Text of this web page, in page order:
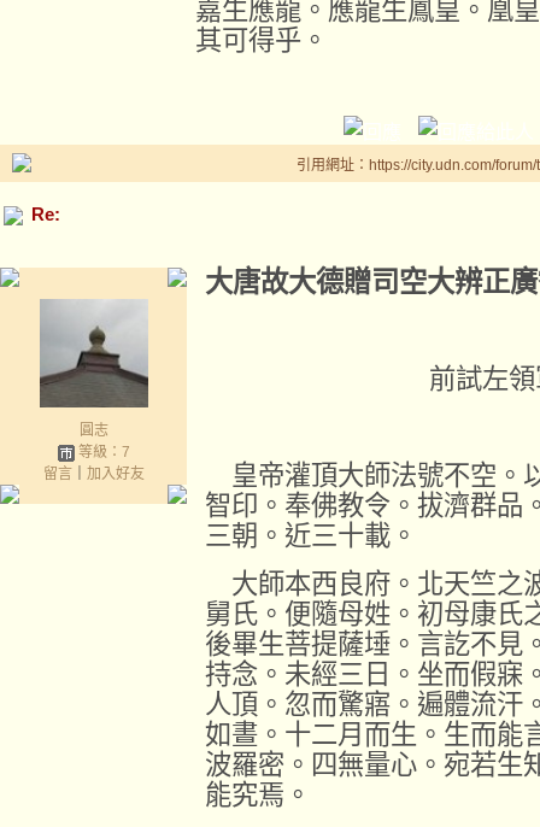
嘉生應龍。應龍生鳳皇。凰
其可得乎。
引用網址：https://city.udn.com/
Re:
圓志
等級：7
留言｜ 加入好友
大唐故大德贈司空大辨正
前試左
皇帝灌頂大師法號不空。
智印。奉佛教令。拔濟群品
三朝。近三十載。
大師本西良府。北天竺之
舅氏。便隨母姓。初母康氏
後畢生菩提薩埵。言訖不見
持念。未經三日。坐而假寐
人頂。忽而驚寤。遍體流汗
如晝。十二月而生。生而能
波羅密。四無量心。宛若生
能究焉。